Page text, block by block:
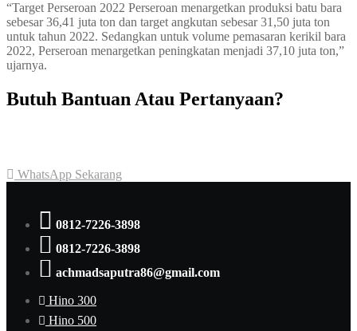
“Target Perseroan 2022 Perseroan menargetkan produksi batu bara
sebesar 36,41 juta ton dan target angkutan sebesar 31,50 juta ton
untuk tahun 2022. Sedangkan untuk volume pemasaran kerikil bara
2022, Perseroan menargetkan peningkatan menjadi 37,10 juta ton,”
ujarnya.
Butuh Bantuan Atau Pertanyaan?
WhatsApp Sekarang
0812-7226-3898
0812-7226-3898
achmadsaputra86@gmail.com
Hino 300
Hino 500